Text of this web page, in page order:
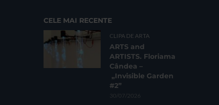
CELE MAI RECENTE
CLIPA DE ARTA
ARTS and
ARTISTS. Floriama
Cândea –
„Invisible Garden
#2”
30/07/2026